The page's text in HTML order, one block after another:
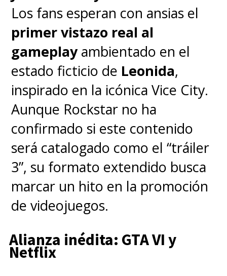
Por ahora, pueden revivir las
primeras tres temporadas en
Netflix o leer los cómics de
Way y Bá a la espera del
último ciclo.
Los fans esperan con ansias el
primer vistazo real al
gameplayambientado en el
estado ficticio de Leonida,
inspirado en la icónica Vice City.
Aunque Rockstar no ha
confirmado si este contenido
será catalogado como el “tráiler
3”, su formato extendido busca
marcar un hito en la promoción
de videojuegos.
Alianza inédita: GTA VI y
Netflix